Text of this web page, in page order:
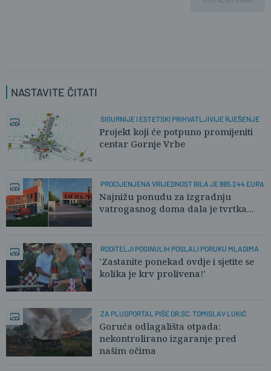
NASTAVITE ČITATI
SIGURNIJE I ESTETSKI PRIHVATLJIVIJE RJEŠENJE
Projekt koji će potpuno promijeniti
centar Gornje Vrbe
PROCIJENJENA VRIJEDNOST BILA JE 885.244 EURA
Najnižu ponudu za izgradnju
vatrogasnog doma dala je tvrtka...
RODITELJI POGINULIH POSLALI PORUKU MLADIMA
'Zastanite ponekad ovdje i sjetite se
kolika je krv prolivena!'
ZA PLUSPORTAL PIŠE DR.SC. TOMISLAV LUKIĆ
Goruća odlagališta otpada:
nekontrolirano izgaranje pred
našim očima